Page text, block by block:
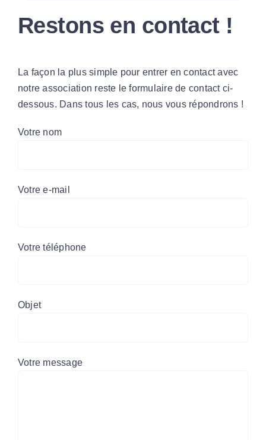
Restons en contact !
La façon la plus simple pour entrer en contact avec
notre association reste le formulaire de contact ci-
dessous. Dans tous les cas, nous vous répondrons !
Votre nom
Votre e-mail
Votre téléphone
Objet
Votre message